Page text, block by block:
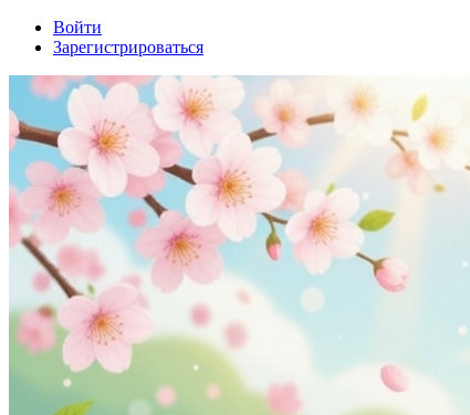
Войти
Зарегистрироваться